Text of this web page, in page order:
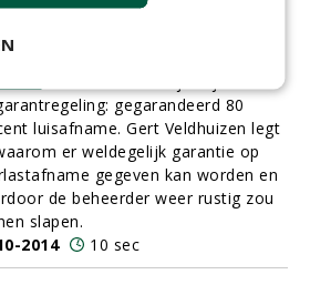
Een advertentie roept naar
dit drankje en u wordt
niet kaal. Gelooft u dat?
gegarandeerd 80
luisafname. Gert Veldhuizen legt
er weldegelijk garantie op
gegeven kan worden en
de beheerder weer rustig zou
slapen.
2014
10 sec